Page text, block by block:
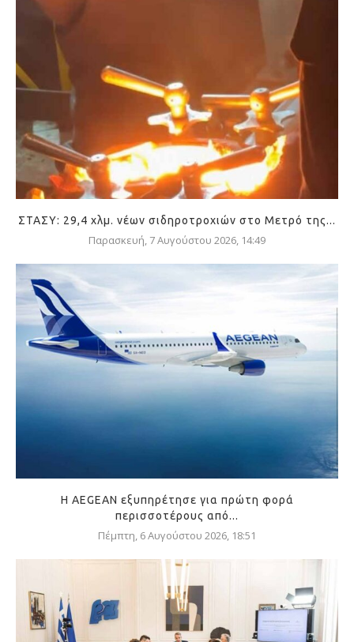
ΣΤΑΣΥ: 29,4 χλμ. νέων σιδηροτροχιών στο Μετρό της...
Παρασκευή, 7 Αυγούστου 2026, 14:49
Η AEGEAN εξυπηρέτησε για πρώτη φορά
περισσοτέρους από...
Πέμπτη, 6 Αυγούστου 2026, 18:51